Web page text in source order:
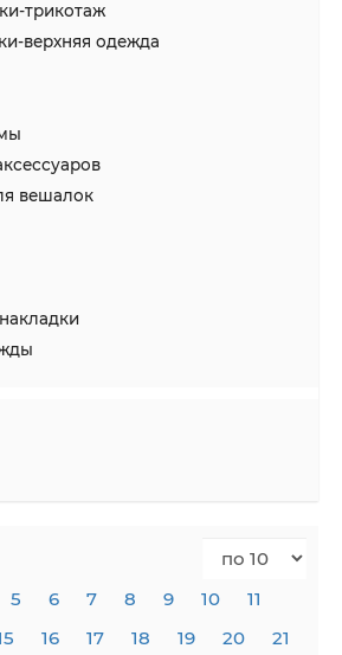
трикотаж
верхняя одежда
вешалок
5 6 7 8 9 10
11
16 17 18 19 20 21